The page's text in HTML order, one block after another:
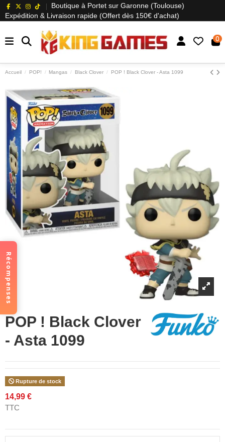
Boutique à Portet sur Garonne (Toulouse)
Expédition & Livraison rapide (Offert dès 150€ d'achat)
0
Accueil POP! Mangas Black Clover POP ! Black Clover - Asta 1099
POP ! Black Clover
- Asta 1099
Rupture de stock
14,99 €
TTC
Récompenses